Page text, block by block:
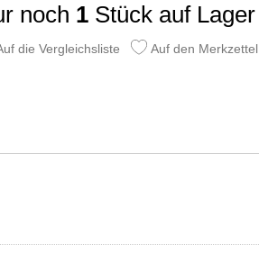
noch 1 Stück auf Lager
die Vergleichsliste Auf den Merkzettel